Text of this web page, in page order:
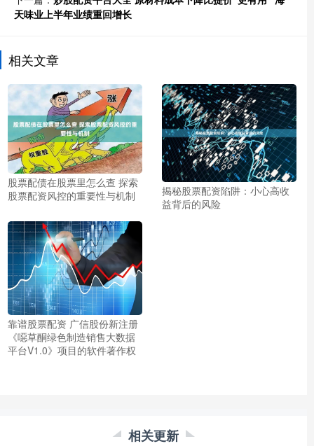
天味业上半年业绩重回增长
相关文章
股票配债在股票里怎么查 探索
股票配资风控的重要性与机制
揭秘股票配资陷阱：小心高收
益背后的风险
靠谱股票配资 广信股份新注册
《噁草酮绿色制造销售大数据
平台V1.0》项目的软件著作权
相关更新